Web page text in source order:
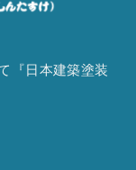
『 日本建築塗装